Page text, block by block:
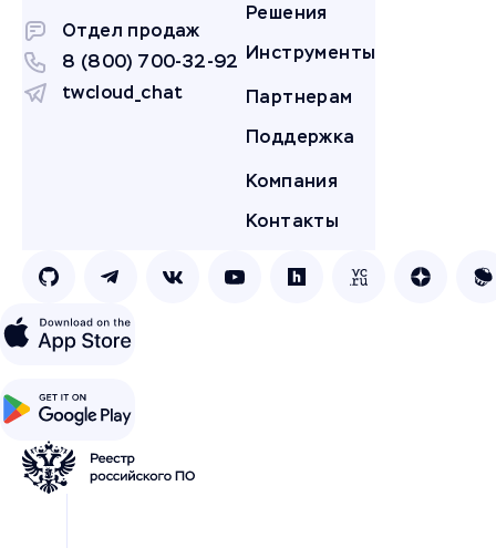
Отдел продаж
8 (800) 700-32-92
twcloud_chat
Решения
Инструменты
Партнерам
Поддержка
Компания
Контакты